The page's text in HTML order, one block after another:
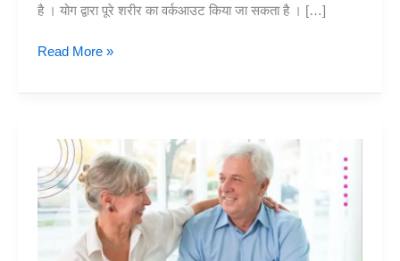
है । योग द्वारा पूरे शरीर का वर्कआउट किया जा सकता है । […]
5
Asanas
Body
Workout
:
इन
Read More »